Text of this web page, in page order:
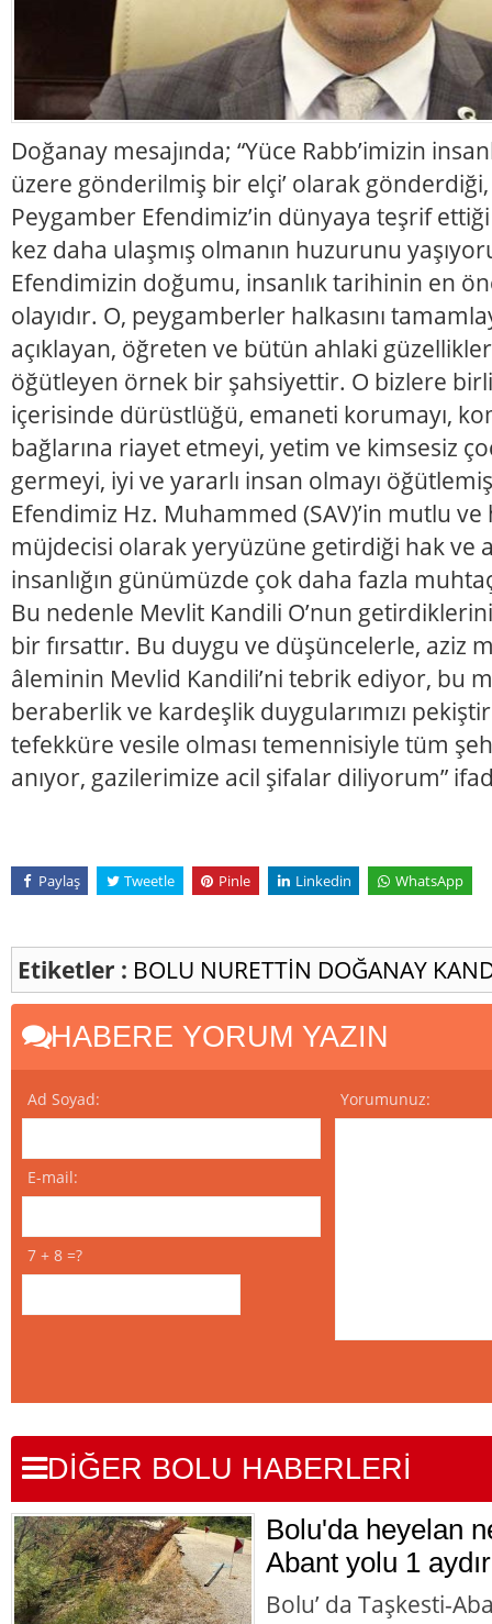
Doğanay mesajında; “Yüce Rabb’imizin
üzere gönderilmiş bir elçi’ olarak gönderdiği,
Peygamber Efendimiz’in dünyaya teşrif
kez daha ulaşmış olmanın huzurunu
Efendimizin doğumu, insanlık tarihinin en
olayıdır. O, peygamberler halkasını
açıklayan, öğreten ve bütün ahlaki
öğütleyen örnek bir şahsiyettir. O bizlere
içerisinde dürüstlüğü, emaneti korumayı,
bağlarına riayet etmeyi, yetim ve kimsesiz
germeyi, iyi ve yararlı insan olmayı
Efendimiz Hz. Muhammed (SAV)’in mutlu
müjdecisi olarak yeryüzüne getirdiği hak ve
insanlığın günümüzde çok daha fazla
Bu nedenle Mevlit Kandili O’nun
bir fırsattır. Bu duygu ve düşüncelerle, aziz
âleminin Mevlid Kandili’ni tebrik ediyor, bu
beraberlik ve kardeşlik duygularımızı
tefekküre vesile olması temennisiyle tüm
anıyor, gazilerimize acil şifalar diliyorum”
Paylaş Tweetle Pinle Linkedin WhatsApp
Etiketler : BOLU NURETTİN DOĞANAY
HABERE YORUM YAZIN
Ad Soyad:
E-mail:
7 + 8 =?
Yorumunuz:
DİĞER BOLU HABERLERİ
Bolu'da heyelan
Abant yolu 1
Bolu’ da Taşkesti-